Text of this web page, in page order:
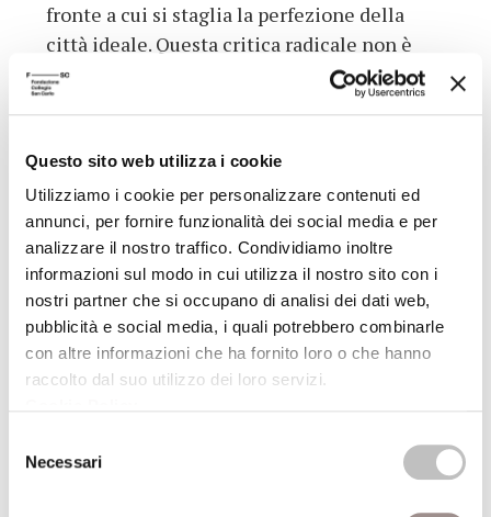
Questo sito web utilizza i cookie
Utilizziamo i cookie per personalizzare contenuti ed
annunci, per fornire funzionalità dei social media e per
analizzare il nostro traffico. Condividiamo inoltre
informazioni sul modo in cui utilizza il nostro sito con i
nostri partner che si occupano di analisi dei dati web,
pubblicità e social media, i quali potrebbero combinarle
con altre informazioni che ha fornito loro o che hanno
raccolto dal suo utilizzo dei loro servizi.
delNecessari
fronte a cui si staglia la perfezione della
città ideale. Questa critica radicale non è
però necessariamente sinonimo di
attivismo rivoluzionario. Lungi dal
senso stretto, l’utopia di More ha un
carattere morale perché vuole indurre il
lettore a riconoscere lo scarto tra ciò che è e
ciò che potrebbe (e dovrebbe) essere, ma che
probabilmente non sarà mai, giungendo
pertanto a produrre esiti malinconici.
Ingresso: 8 euro
Biglietteria ERT Teatro Storchi